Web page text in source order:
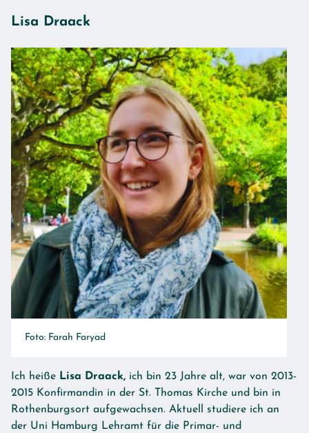
Lisa Draack
Foto: Farah Faryad
Ich heiße Lisa Draack, ich bin 23 Jahre alt, war von 2013-
2015 Konfirmandin in der St. Thomas Kirche und bin in
Rothenburgsort aufgewachsen. Aktuell studiere ich an
der Uni Hamburg Lehramt für die Primar- und